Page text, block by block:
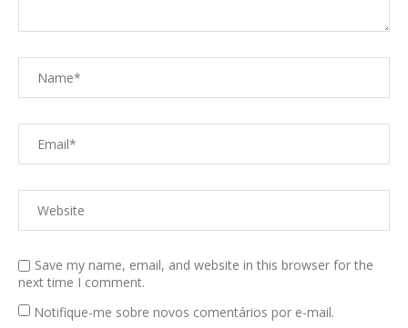
Save my name, email, and website in this browser for the
next time I comment.
Notifique-me sobre novos comentários por e-mail.